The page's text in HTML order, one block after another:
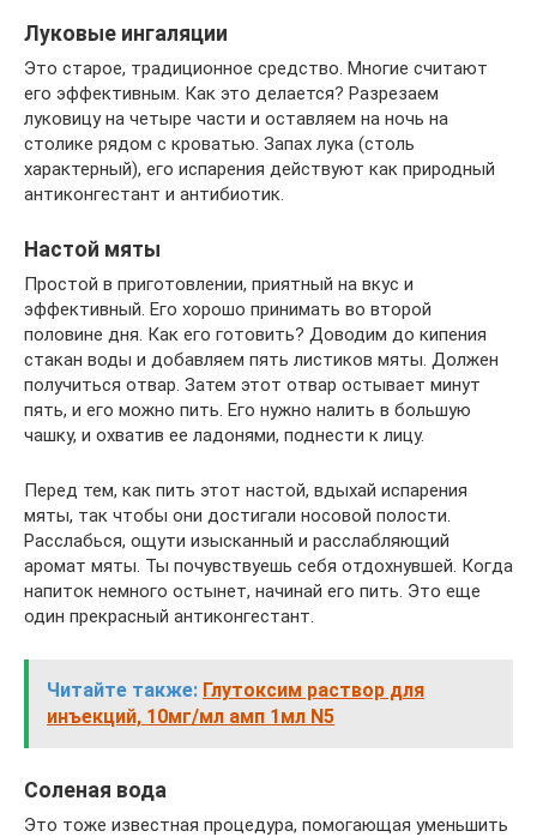
Луковые ингаляции
Это старое, традиционное средство. Многие считают
его эффективным. Как это делается? Разрезаем
луковицу на четыре части и оставляем на ночь на
столике рядом с кроватью. Запах лука (столь
характерный), его испарения действуют как природный
антиконгестант и антибиотик.
Настой мяты
Простой в приготовлении, приятный на вкус и
эффективный. Его хорошо принимать во второй
половине дня. Как его готовить? Доводим до кипения
стакан воды и добавляем пять листиков мяты. Должен
получиться отвар. Затем этот отвар остывает минут
пять, и его можно пить. Его нужно налить в большую
чашку, и охватив ее ладонями, поднести к лицу.
Перед тем, как пить этот настой, вдыхай испарения
мяты, так чтобы они достигали носовой полости.
Расслабься, ощути изысканный и расслабляющий
аромат мяты. Ты почувствуешь себя отдохнувшей. Когда
напиток немного остынет, начинай его пить. Это еще
один прекрасный антиконгестант.
Читайте также: Глутоксим раствор для
инъекций, 10мг/мл амп 1мл N5
Соленая вода
Это тоже известная процедура, помогающая уменьшить